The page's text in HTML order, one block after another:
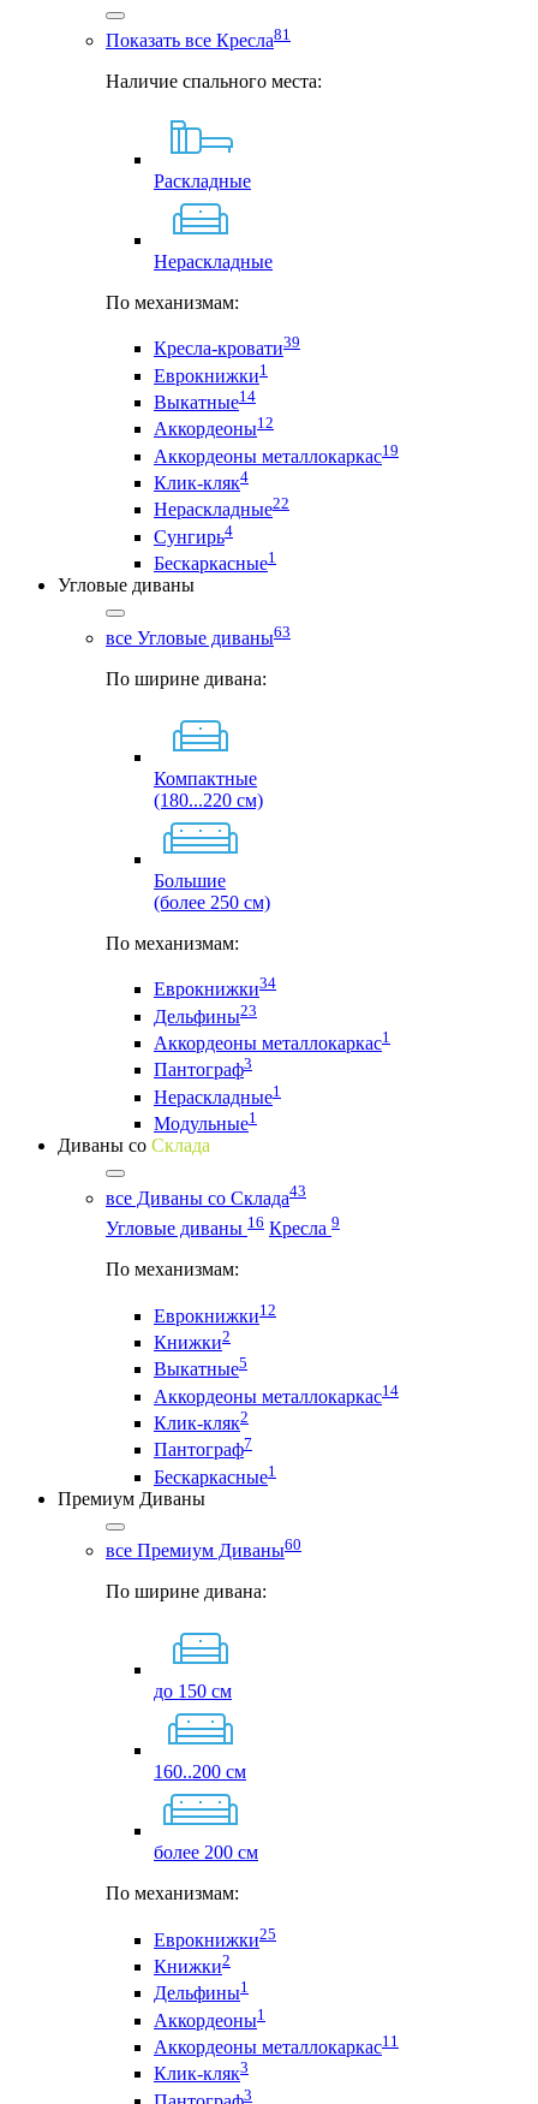
Показать все Кресла81
Наличие спального места:
Раскладные
Нераскладные
По механизмам:
Кресла-кровати39
Еврокнижки1
Выкатные14
Аккордеоны12
Аккордеоны металлокаркас19
Клик-кляк4
Нераскладные22
Сунгирь4
Бескаркасные1
Угловые диваны
все Угловые диваны63
По ширине дивана:
Компактные
(180...220 см)
Большие
(более 250 см)
По механизмам:
Еврокнижки34
Дельфины23
Аккордеоны металлокаркас1
Пантограф3
Нераскладные1
Модульные1
Диваны со Склада
все Диваны со Склада43
Угловые диваны 16 Кресла 9
По механизмам:
Еврокнижки12
Книжки2
Выкатные5
Аккордеоны металлокаркас14
Клик-кляк2
Пантограф7
Бескаркасные1
Премиум Диваны
все Премиум Диваны60
По ширине дивана:
до 150 см
160..200 см
более 200 см
По механизмам:
Еврокнижки25
Книжки2
Дельфины1
Аккордеоны1
Аккордеоны металлокаркас11
Клик-кляк3
3